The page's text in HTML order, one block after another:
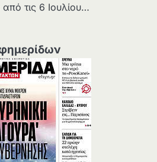
τις 6 Ιουλίου…